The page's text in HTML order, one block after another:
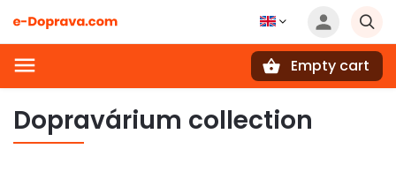
Empty cart
Dopravárium collection